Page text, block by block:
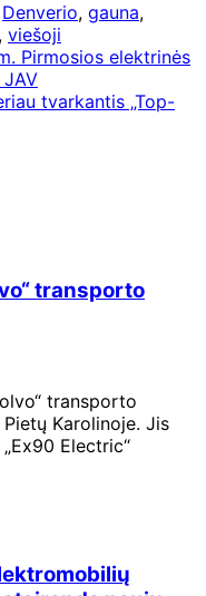
Denverio, gauna,
, viešoji
Pirmosios elektrinės
tvarkantis „Top-
transporto
transporto
Karolinoje. Jis
Electric“